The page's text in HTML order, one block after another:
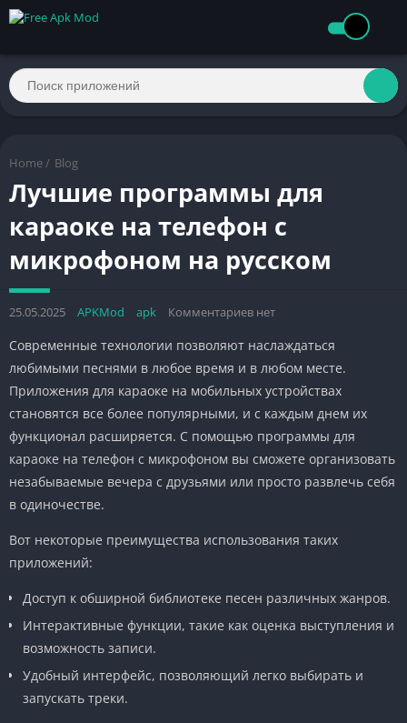
Home / Blog
Лучшие программы для
караоке на телефон с
микрофоном на русском
25.05.2025 APKMod apk Комментариев нет
Современные технологии позволяют наслаждаться
любимыми песнями в любое время и в любом месте.
Приложения для караоке на мобильных устройствах
становятся все более популярными, и с каждым днем их
функционал расширяется. С помощью программы для
караоке на телефон с микрофоном вы сможете организовать
незабываемые вечера с друзьями или просто развлечь себя
в одиночестве.
Вот некоторые преимущества использования таких
приложений:
Доступ к обширной библиотеке песен различных жанров.
Интерактивные функции, такие как оценка выступления и
возможность записи.
Удобный интерфейс, позволяющий легко выбирать и
запускать треки.